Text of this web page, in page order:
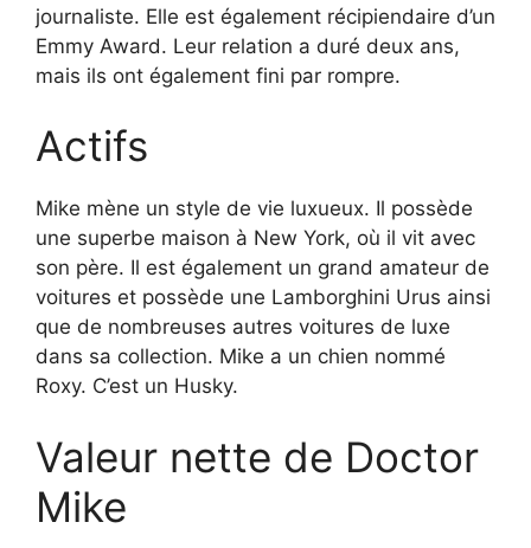
journaliste. Elle est également récipiendaire d’un
Emmy Award. Leur relation a duré deux ans,
mais ils ont également fini par rompre.
Actifs
Mike mène un style de vie luxueux. Il possède
une superbe maison à New York, où il vit avec
son père. Il est également un grand amateur de
voitures et possède une Lamborghini Urus ainsi
que de nombreuses autres voitures de luxe
dans sa collection. Mike a un chien nommé
Roxy. C’est un Husky.
Valeur nette de Doctor
Mike